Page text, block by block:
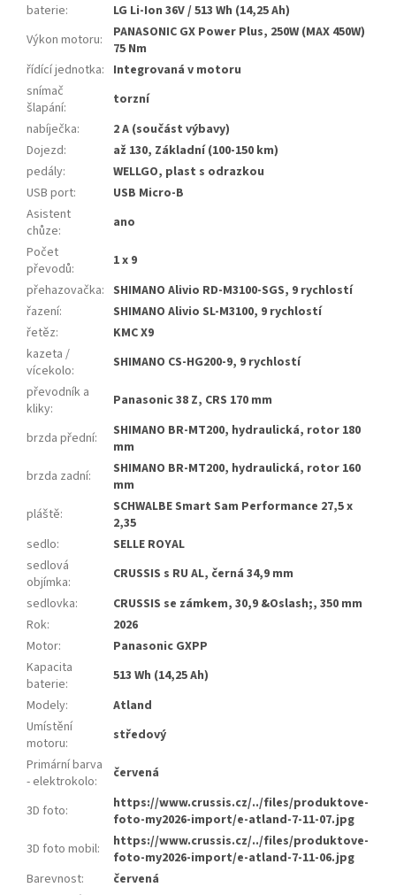
baterie:
LG Li-Ion 36V / 513 Wh (14,25 Ah)
Výkon motoru:
PANASONIC GX Power Plus, 250W (MAX 450W)
75 Nm
řídící jednotka: Integrovaná v motoru
snímač
šlapání:
torzní
nabíječka:
2 A (součást výbavy)
Dojezd:
až 130, Základní (100-150 km)
pedály:
WELLGO, plast s odrazkou
USB port:
USB Micro-B
Asistent
chůze:
ano
Počet
převodů:
1 x 9
přehazovačka: SHIMANO Alivio RD-M3100-SGS, 9 rychlostí
řazení:
SHIMANO Alivio SL-M3100, 9 rychlostí
řetěz:
KMC X9
kazeta /
vícekolo:
SHIMANO CS-HG200-9, 9 rychlostí
převodník a
kliky: Panasonic 38 Z, CRS 170 mm
brzda přední:
SHIMANO BR-MT200, hydraulická, rotor 180
mm
brzda zadní:
SHIMANO BR-MT200, hydraulická, rotor 160
mm
pláště:
SCHWALBE Smart Sam Performance 27,5 x
2,35
sedlo:
SELLE ROYAL
sedlová
objímka:
CRUSSIS s RU AL, černá 34,9 mm
sedlovka:
CRUSSIS se zámkem, 30,9 &Oslash;, 350 mm
Rok:
2026
Motor:
Panasonic GXPP
Kapacita
baterie:
513 Wh (14,25 Ah)
Modely:
Atland
Umístění
motoru:
středový
Primární barva
- elektrokolo: červená
3D foto:
https://www.crussis.cz/../files/produktove-
foto-my2026-import/e-atland-7-11-07.jpg
3D foto mobil:
https://www.crussis.cz/../files/produktove-
foto-my2026-import/e-atland-7-11-06.jpg
Barevnost:
červená